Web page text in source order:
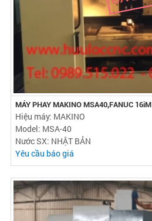
MÁY PHAY MAKINO MSA40,FANUC 16iM
Hiệu máy: MAKINO
Model: MSA-40
Nước SX: NHẬT BẢN
Yêu cầu báo giá